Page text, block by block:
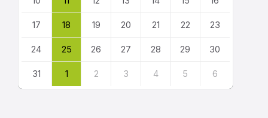
17 18 19 20 21 22 23
24 25 26 27 28 29 30
31 1 2 3 4 5 6